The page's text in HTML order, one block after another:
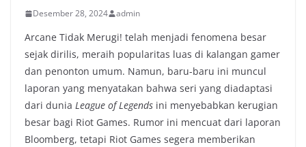
Desember 28, 2024 admin
Arcane Tidak Merugi! telah menjadi fenomena besar
sejak dirilis, meraih popularitas luas di kalangan gamer
dan penonton umum. Namun, baru-baru ini muncul
laporan yang menyatakan bahwa seri yang diadaptasi
dari dunia League of Legends ini menyebabkan kerugian
besar bagi Riot Games. Rumor ini mencuat dari laporan
Bloomberg, tetapi Riot Games segera memberikan